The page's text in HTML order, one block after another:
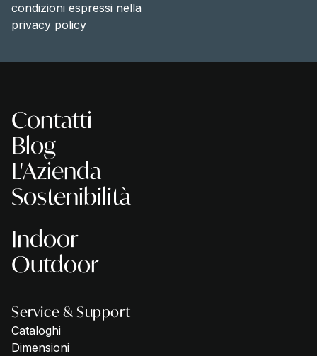
condizioni espressi nella
privacy policy
Contatti
Blog
L'Azienda
Sostenibilità
Indoor
Outdoor
Service & Support
Cataloghi
Dimensioni